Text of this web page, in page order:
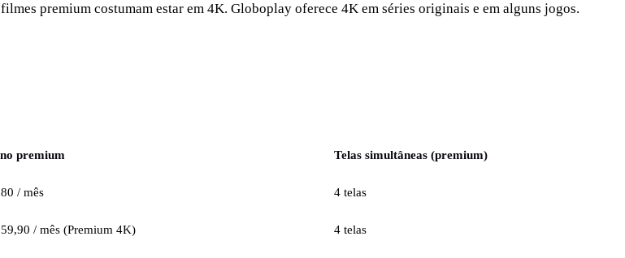
premium costumam estar em 4K. Globoplay oferece 4K em séries originais e em alguns jogos.
premium Telas simultâneas (premium)
/ mês 4 telas
/ mês (Premium 4K) 4 telas